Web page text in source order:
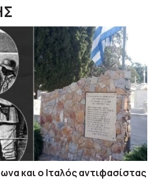
και ο Ιταλός αντιφασίστας